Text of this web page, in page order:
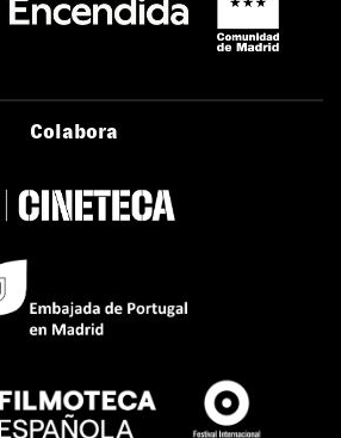
Colabora